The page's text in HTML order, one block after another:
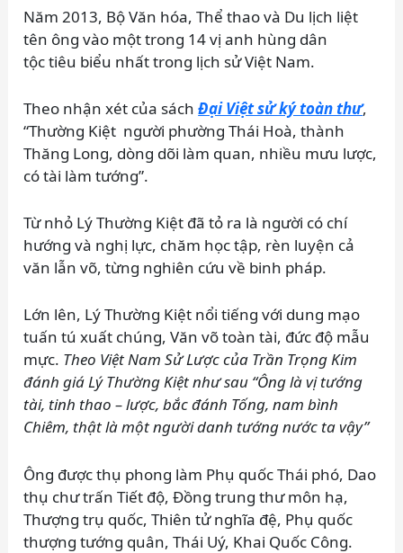
Năm 2013, Bộ Văn hóa, Thể thao và Du lịch liệt
tên ông vào một trong 14 vị anh hùng dân
tộc tiêu biểu nhất trong lịch sử Việt Nam.
Theo nhận xét của sáchĐại Việt sử ký toàn thư,
“Thường Kiệt người phường Thái Hoà, thành
Thăng Long, dòng dõi làm quan, nhiều mưu lược,
có tài làm tướng”.
Từ nhỏ Lý Thường Kiệt đã tỏ ra là người có chí
hướng và nghị lực, chăm học tập, rèn luyện cả
văn lẫn võ, từng nghiên cứu về binh pháp.
Lớn lên, Lý Thường Kiệt nổi tiếng với dung mạo
tuấn tú xuất chúng, Văn võ toàn tài, đức độ mẫu
mực. Theo Việt Nam Sử Lược của Trần Trọng Kim
đánh giá Lý Thường Kiệt như sau “Ông là vị tướng
tài, tinh thao – lược, bắc đánh Tống, nam bình
Chiêm, thật là một người danh tướng nước ta vậy”
Ông được thụ phong làm Phụ quốc Thái phó, Dao
thụ chư trấn Tiết độ, Đồng trung thư môn hạ,
Thượng trụ quốc, Thiên tử nghĩa đệ, Phụ quốc
thượng tướng quân, Thái Uý, Khai Quốc Công.